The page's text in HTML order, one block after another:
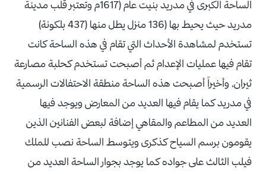
الساحة الكبرى في مدريد بنيت عام (1617م وتعتبر قلب مدينة
مدريد حيث يحيط بها (136 منزل يطل منها (437 بلكونة)
تستخدم لمشاهدة الأحداث التي تقام في هذه الساحة كانت
تقام فيها عمليات الإعدام ثم أصبحت تستخدم كحلبة مصارعة
ثيران, وأخيراً أصبحت هذه الساحة منطقة الاحتفالات الرسمية
في مدريد كما يقام فيها العديد من المعارض ويوجد فيها
العديد من المطاعم والمقاهي إضافة لبعض الفنانين الذين
يقومون برسم السياح كذكرى ويتوسط الساحة نصب للملك
فيلب الثالث على جواده كما يوجد بجوار الساحة العديد من